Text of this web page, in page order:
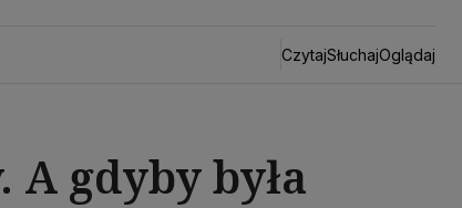
CzytajSłuchajOglądaj
A gdyby była